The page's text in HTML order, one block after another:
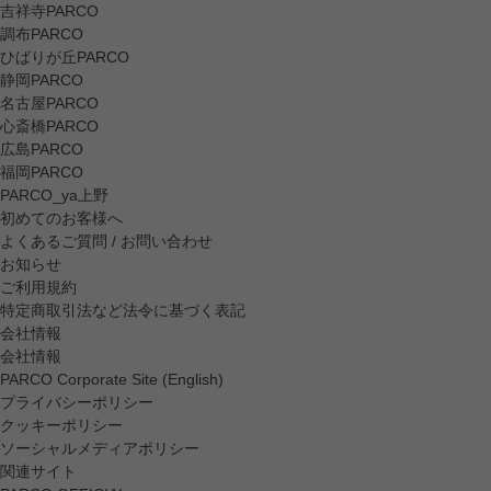
吉祥寺PARCO
調布PARCO
ひばりが丘PARCO
静岡PARCO
名古屋PARCO
心斎橋PARCO
広島PARCO
福岡PARCO
PARCO_ya上野
初めてのお客様へ
よくあるご質問 / お問い合わせ
お知らせ
ご利用規約
特定商取引法など法令に基づく表記
会社情報
会社情報
PARCO Corporate Site (English)
プライバシーポリシー
クッキーポリシー
ソーシャルメディアポリシー
関連サイト